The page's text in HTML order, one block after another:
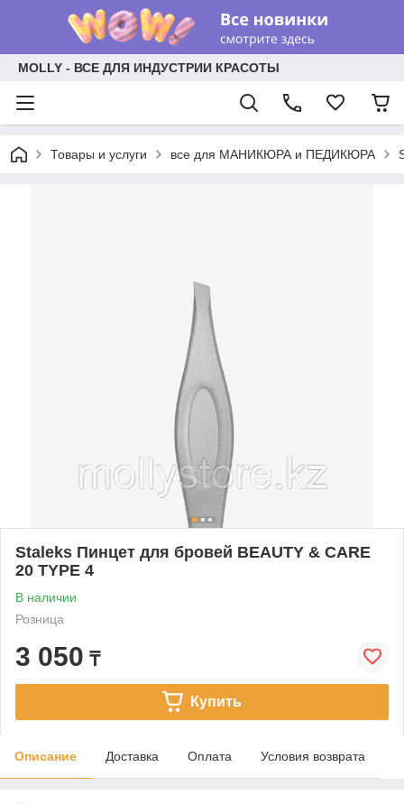
MOLLY - ВСЕ ДЛЯ ИНДУСТРИИ КРАСОТЫ
Товары и услуги все для МАНИКЮРА и ПЕДИКЮРА
Staleks Пинцет для бровей BEAUTY & CARE
20 TYPE 4
В наличии
Розница
3 050 ₸
Купить
Описание Доставка Оплата Условия возврата